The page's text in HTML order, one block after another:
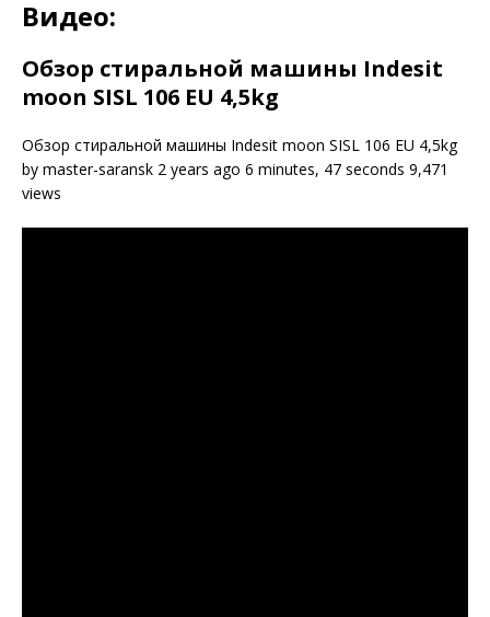
Видео:
Обзор стиральной машины Indesit
moon SISL 106 EU 4,5kg
Обзор стиральной машины Indesit moon SISL 106 EU 4,5kg
by master-saransk 2 years ago 6 minutes, 47 seconds 9,471
views